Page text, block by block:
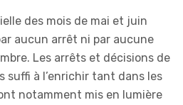
des mois de mai et juin
aucun arrêt ni par aucune
Les arrêts et décisions de
suffi à l’enrichir tant dans les
notamment mis en lumière